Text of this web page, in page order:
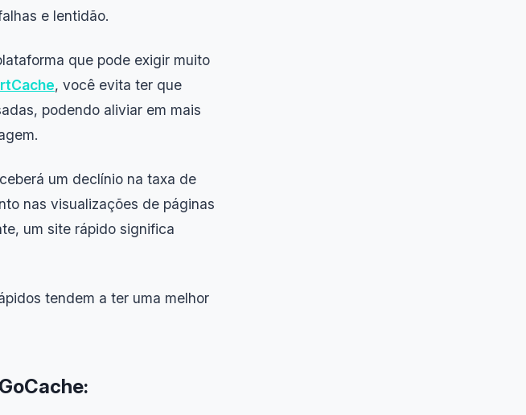
e lentidão.
que pode exigir muito
, você evita ter que
podendo aliviar em mais
um declínio na taxa de
nas visualizações de páginas
um site rápido significa
tendem a ter uma melhor